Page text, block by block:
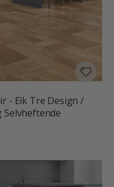
- Eik Tre Design /